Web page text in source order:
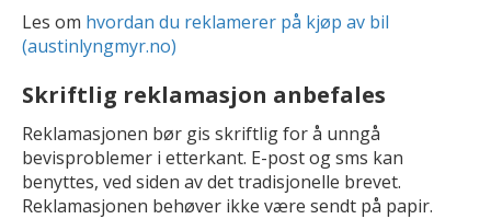
Les om hvordan du reklamerer på kjøp av bil
(austinlyngmyr.no)
Skriftlig reklamasjon anbefales
Reklamasjonen bør gis skriftlig for å unngå
bevisproblemer i etterkant. E-post og sms kan
benyttes, ved siden av det tradisjonelle brevet.
Reklamasjonen behøver ikke være sendt på papir.